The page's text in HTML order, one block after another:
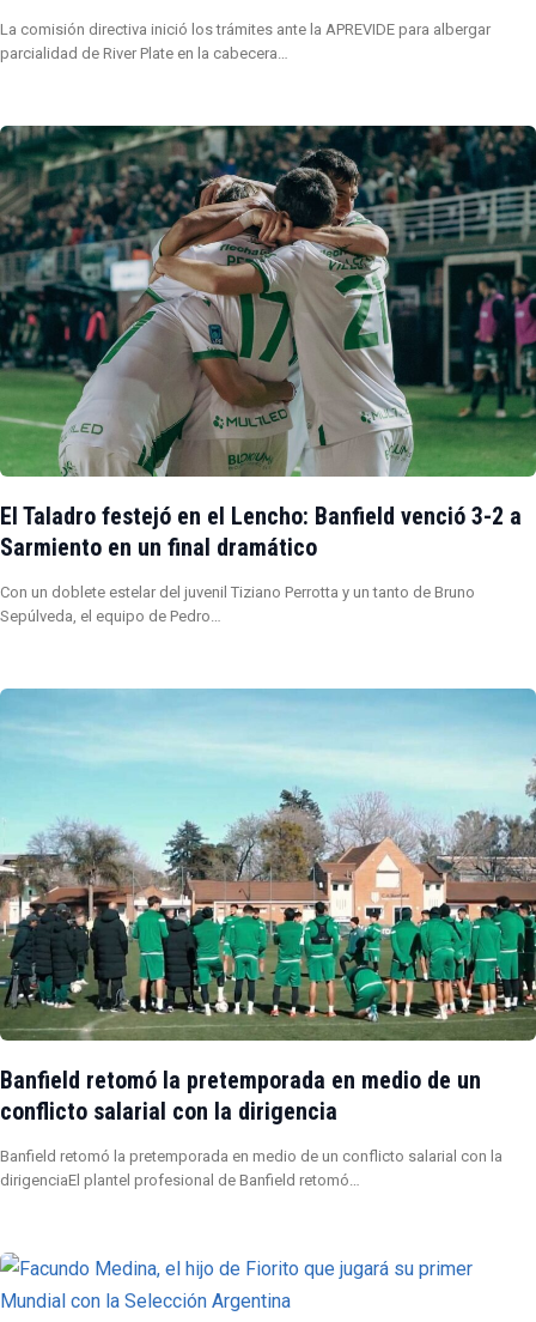
La comisión directiva inició los trámites ante la APREVIDE para albergar
parcialidad de River Plate en la cabecera…
El Taladro festejó en el Lencho: Banfield venció 3-2 a
Sarmiento en un final dramático
Con un doblete estelar del juvenil Tiziano Perrotta y un tanto de Bruno
Sepúlveda, el equipo de Pedro…
Banfield retomó la pretemporada en medio de un
conflicto salarial con la dirigencia
Banfield retomó la pretemporada en medio de un conflicto salarial con la
dirigenciaEl plantel profesional de Banfield retomó…